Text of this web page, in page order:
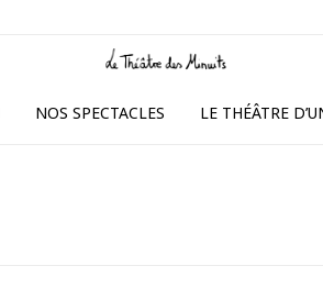
NOS SPECTACLES LE THÉÂTRE